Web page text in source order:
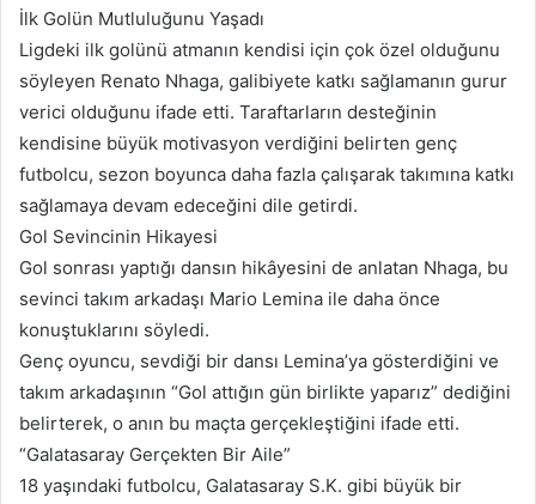
İlk Golün Mutluluğunu Yaşadı
Ligdeki ilk golünü atmanın kendisi için çok özel olduğunu
söyleyen Renato Nhaga, galibiyete katkı sağlamanın gurur
verici olduğunu ifade etti. Taraftarların desteğinin
kendisine büyük motivasyon verdiğini belirten genç
futbolcu, sezon boyunca daha fazla çalışarak takımına katkı
sağlamaya devam edeceğini dile getirdi.
Gol Sevincinin Hikayesi
Gol sonrası yaptığı dansın hikâyesini de anlatan Nhaga, bu
sevinci takım arkadaşı Mario Lemina ile daha önce
konuştuklarını söyledi.
Genç oyuncu, sevdiği bir dansı Lemina’ya gösterdiğini ve
takım arkadaşının “Gol attığın gün birlikte yaparız” dediğini
belirterek, o anın bu maçta gerçekleştiğini ifade etti.
“Galatasaray Gerçekten Bir Aile”
18 yaşındaki futbolcu, Galatasaray S.K. gibi büyük bir